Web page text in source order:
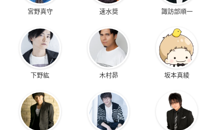
宮野真守 速水奨 諏訪部順一
下野紘 木村昴 坂本真綾